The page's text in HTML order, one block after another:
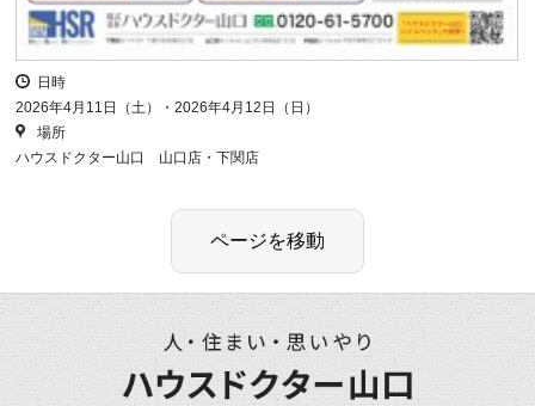
日時
2026年4月11日（土）・2026年4月12日（日）
場所
ハウスドクター山口 山口店・下関店